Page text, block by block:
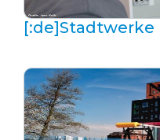
[:de]Stadtwerke